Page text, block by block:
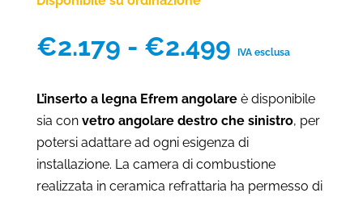
€2.179 - €2.499Fascia
prezzo:
da
€2.179
a
€2.499
IVA esclusa
L’inserto a legna Efrem angolareè disponibile
sia con vetro angolare destro che sinistro, per
potersi adattare ad ogni esigenza di
installazione. La camera di combustione
realizzata in ceramica refrattaria ha permesso di